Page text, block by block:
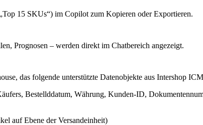
15 SKUs“) im Copilot zum Kopieren oder Exportieren.
Prognosen – werden direkt im Chatbereich angezeigt.
das folgende unterstützte Datenobjekte aus Intershop
Bestellddatum, Währung, Kunden-ID,
auf Ebene der Versandeinheit)